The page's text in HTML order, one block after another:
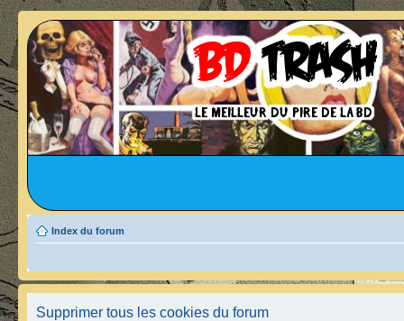
Index du forum
Supprimer tous les cookies du forum